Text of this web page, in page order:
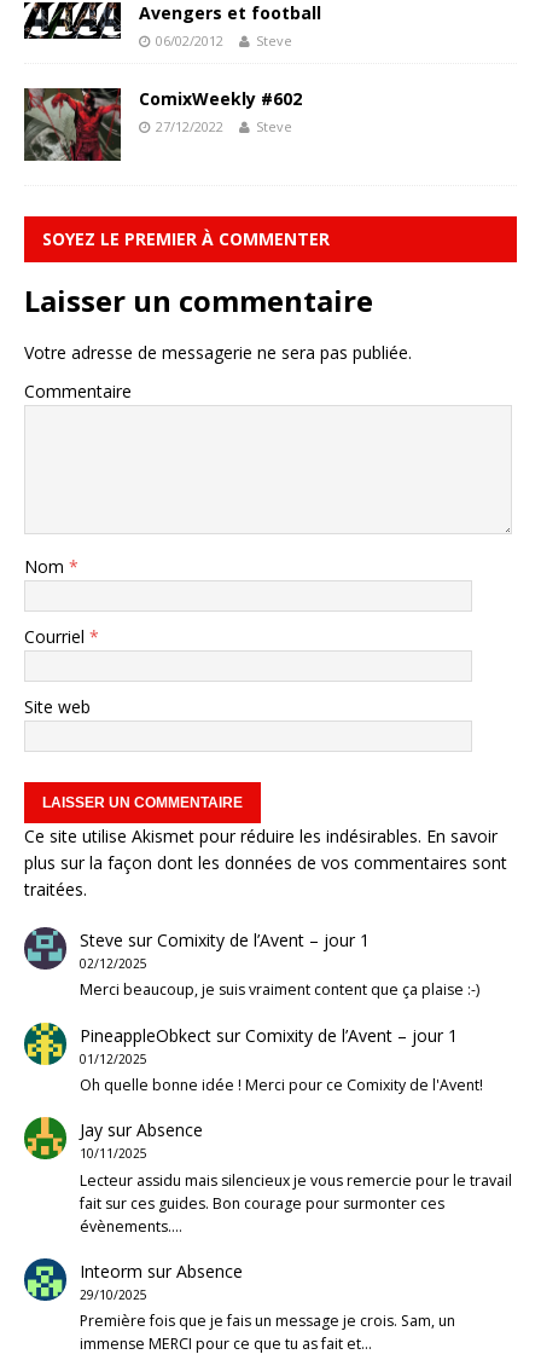
Avengers et football
06/02/2012 Steve
ComixWeekly #602
27/12/2022 Steve
SOYEZ LE PREMIER À COMMENTER
Laisser un commentaire
Votre adresse de messagerie ne sera pas publiée.
Commentaire
Nom *
Courriel *
Site web
Ce site utilise Akismet pour réduire les indésirables. En savoir
plus sur la façon dont les données de vos commentaires sont
traitées.
Steve surComixity de l’Avent – jour 1
02/12/2025
Merci beaucoup, je suis vraiment content que ça plaise :-)
PineappleObkectsurComixity de l’Avent – jour 1
01/12/2025
Oh quelle bonne idée ! Merci pour ce Comixity de l'Avent!
JaysurAbsence
10/11/2025
Lecteur assidu mais silencieux je vous remercie pour le travail
fait sur ces guides. Bon courage pour surmonter ces
évènements.…
Inteorm surAbsence
29/10/2025
Première fois que je fais un message je crois. Sam, un
immense MERCI pour ce que tu as fait et…